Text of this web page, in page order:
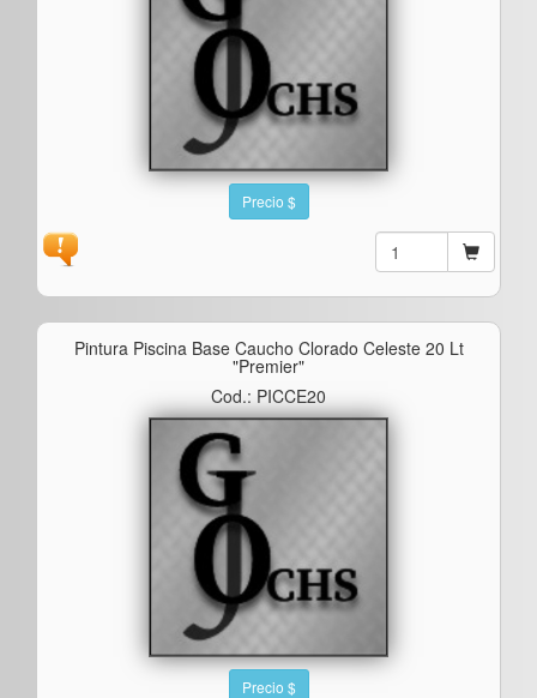
Precio $
Pintura Piscina Base Caucho Clorado Celeste 20 Lt
"premier"
Cod.: PICCE20
Precio $